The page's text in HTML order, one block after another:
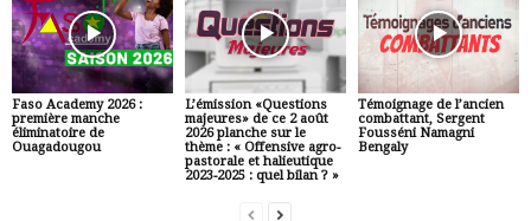
Faso Academy 2026 :
première manche
éliminatoire de
Ouagadougou
L’émission «Questions
majeures» de ce 2 août
2026 planche sur le
thème : « Offensive agro-
pastorale et halieutique
2023-2025 : quel bilan ? »
Témoignage de l’ancien
combattant, Sergent
Fousséni Namagni
Bengaly